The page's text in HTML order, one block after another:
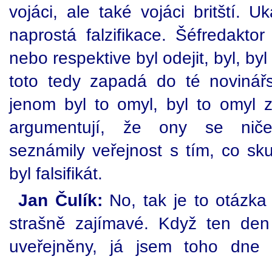
vojáci, ale také vojáci britští.
naprostá falzifikace.
nebo respektive byl odejit, byl,
toto tedy zapadá do té
jenom byl to omyl, byl to omyl
argumentují, že ony se
seznámily veřejnost s tím, co
byl falsifikát.
Jan Čulík: No, tak je to
strašně zajímavé. Když ten
uveřejněny, já jsem toho